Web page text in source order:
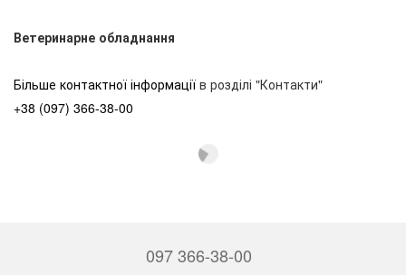
Ветеринарне обладнання
Більше контактної інформації в розділі "Контакти"
+38 (097) 366-38-00
097 366-38-00